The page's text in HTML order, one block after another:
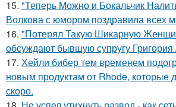
15. "Теперь Можно и Бокальчик
Волкова с юмором поздравила всех
16. "Потерял Такую Шикарную
обсуждают бывшую супругу Григория
17. Хейли бибер тем временем
новым продуктам от Rhode,
скоро.